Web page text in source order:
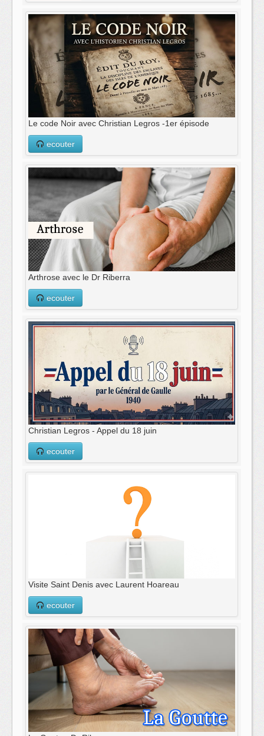
Le code Noir avec Christian Legros -1er épisode
ecouter
Arthrose avec le Dr Riberra
ecouter
Christian Legros - Appel du 18 juin
ecouter
Visite Saint Denis avec Laurent Hoareau
ecouter